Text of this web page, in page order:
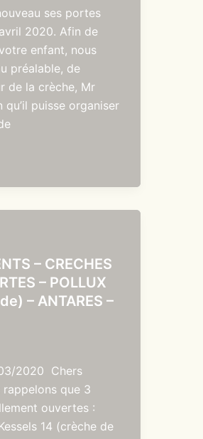
ses portes
2020. Afin de
enfant, nous
préalable, de
de la crèche, Mr
puisse organiser
– CRECHES
– POLLUX
– ANTARES –
2020 Chers
que 3
ouvertes :
14 (crèche de